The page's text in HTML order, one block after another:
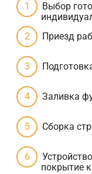
Выбор
Приезд
Заливка
Сборка
покрытие